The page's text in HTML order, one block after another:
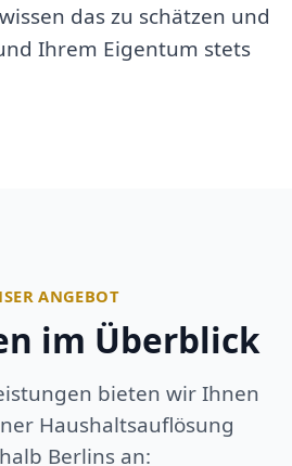
das zu schätzen und
Ihrem Eigentum stets
ANGEBOT
im Überblick
bieten wir Ihnen
Haushaltsauflösung
Berlins an: